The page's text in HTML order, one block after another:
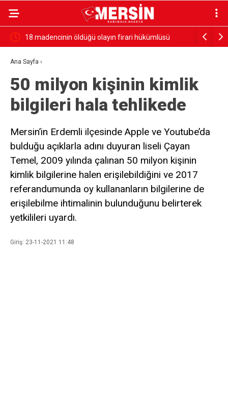
18 madencinin öldüğü olayın firari hükümlüsü
yakalandı
Ana Sayfa ›
50 milyon kişinin kimlik
bilgileri hala tehlikede
Mersin’in Erdemli ilçesinde Apple ve Youtube’da
bulduğu açıklarla adını duyuran liseli Çayan
Temel, 2009 yılında çalınan 50 milyon kişinin
kimlik bilgilerine halen erişilebildiğini ve 2017
referandumunda oy kullananların bilgilerine de
erişilebilme ihtimalinin bulunduğunu belirterek
yetkilileri uyardı.
Giriş: 23-11-2021 11:48